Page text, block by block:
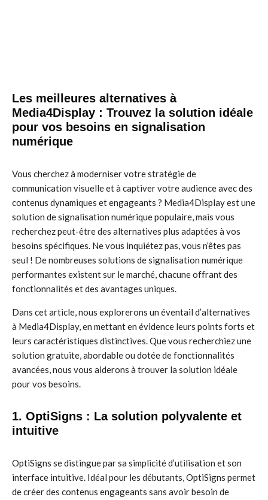
Les meilleures alternatives à
Media4Display : Trouvez la solution idéale
pour vos besoins en signalisation
numérique
Vous cherchez à moderniser votre stratégie de
communication visuelle et à captiver votre audience avec des
contenus dynamiques et engageants ? Media4Display est une
solution de signalisation numérique populaire, mais vous
recherchez peut-être des alternatives plus adaptées à vos
besoins spécifiques. Ne vous inquiétez pas, vous n’êtes pas
seul ! De nombreuses solutions de signalisation numérique
performantes existent sur le marché, chacune offrant des
fonctionnalités et des avantages uniques.
Dans cet article, nous explorerons un éventail d’alternatives
à Media4Display, en mettant en évidence leurs points forts et
leurs caractéristiques distinctives. Que vous recherchiez une
solution gratuite, abordable ou dotée de fonctionnalités
avancées, nous vous aiderons à trouver la solution idéale
pour vos besoins.
1. OptiSigns : La solution polyvalente et
intuitive
OptiSigns se distingue par sa simplicité d’utilisation et son
interface intuitive. Idéal pour les débutants, OptiSigns permet
de créer des contenus engageants sans avoir besoin de